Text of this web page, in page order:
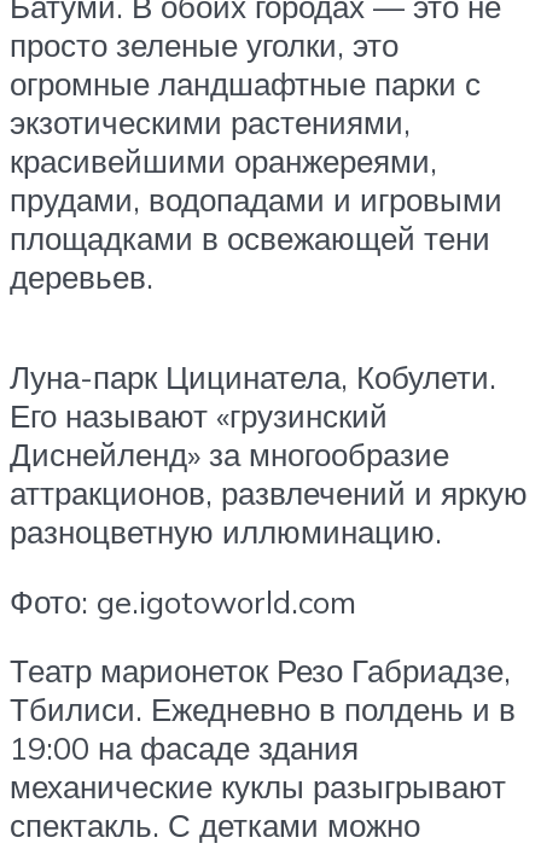
просто зеленые уголки, это
огромные ландшафтные парки с
экзотическими растениями,
красивейшими оранжереями,
прудами, водопадами и игровыми
площадками в освежающей тени
деревьев.
Луна-парк Цицинатела, Кобулети.
Его называют «грузинский
Диснейленд» за многообразие
аттракционов, развлечений и яркую
разноцветную иллюминацию.
Фото: ge.igotoworld.com
Театр марионеток Резо Габриадзе,
Тбилиси. Ежедневно в полдень и в
19:00 на фасаде здания
механические куклы разыгрывают
спектакль. С детками можно